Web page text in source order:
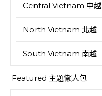
Central Vietnam 中越
North Vietnam 北越
South Vietnam 南越
Featured 主題懶人包